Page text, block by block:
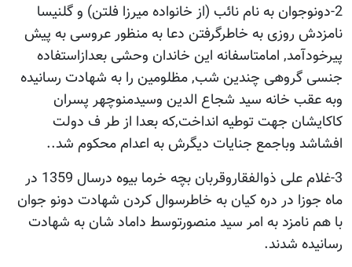
2-دونوجوان به نام نائب (از خانواده میرزا فلتن) و گلنیسا
نامزدش روزی به خاطرگرفتن دعا به منظور عروسی به پیش
پیرخودآمد, امامتاسفانه این خاندان وحشی بعدازاستفاده
جنسی گروهی چندین شب, مظلومین را به شهادت رسانیده
وبه عقب خانه سید شجاع الدین وسیدمنوچهر پسران
کاکایشان جهت توطیه انداخت,که بعدا از طر ف دولت
افشاشد وباجمع جنایات دیگرش به اعدام محکوم شد..
3-غلام علی ذوالفقاروقربان بچه خرما بیوه درسال 1359 در
ماه جوزا در دره کیان به خاطرسوال کردن شهادت دونو جوان
با هم نامزد به امر سید منصورتوسط داماد شان به شهادت
رسانیده شدند.